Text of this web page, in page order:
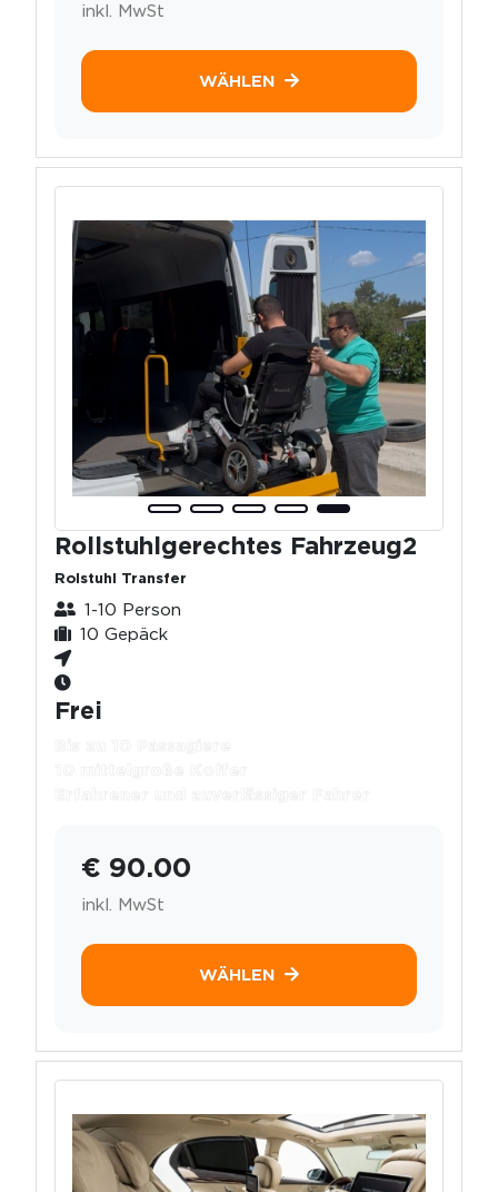
inkl. MwSt
WÄHLEN
Rollstuhlgerechtes Fahrzeug2
Rolstuhl Transfer
1-10 Person
10 Gepäck
Frei
Bis zu 10 Passagiere
10 mittelgroße Koffer
Erfahrener und zuverlässiger Fahrer
€ 90.00
inkl. MwSt
WÄHLEN